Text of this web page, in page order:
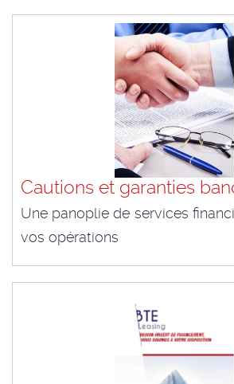
Cautions et garanties
Une panoplie de services
vos opérations